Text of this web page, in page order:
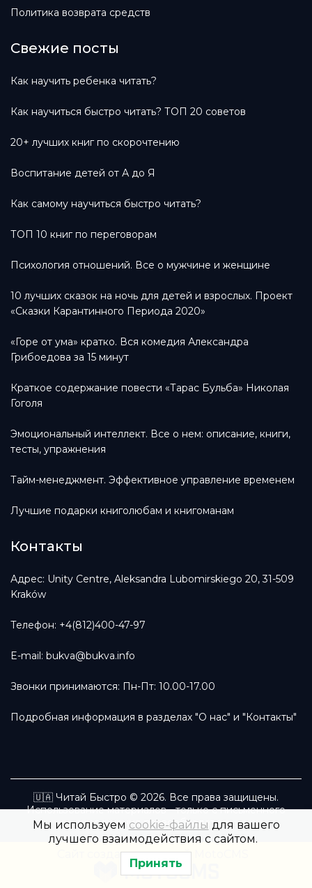
Политика возврата средств
Свежие посты
Как научить ребенка читать?
Как научиться быстро читать? ТОП 20 советов
20+ лучших книг по скорочтению
Воспитание детей от А до Я
Как самому научиться быстро читать?
ТОП 10 книг по переговорам
Психология отношений. Все о мужчине и женщине
10 лучших сказок на ночь для детей и взрослых. Проект
«Сказки Карантинного Периода 2020»
«Горе от ума» кратко. Вся комедия Александра
Грибоедова за 15 минут
Краткое содержание повести «Тарас Бульба» Николая
Гоголя
Эмоциональный интеллект. Все о нем: описание, книги,
тесты, упражнения
Тайм-менеджмент. Эффективное управление временем
Лучшие подарки книголюбам и книгоманам
Контакты
Адрес: Unity Centre, Aleksandra Lubomirskiego 20, 31-509
Kraków
Телефон: +4(812)400-47-97
E-mail: bukva@bukva.info
Звонки принимаются: Пн-Пт: 10.00-17.00
Подробная информация в разделах "О нас" и "Контакты"
🇺🇦 Читай Быстро © 2026. Все права защищены.
Использование материалов - только с письменного
разрешения правообладателя.
Сайт создан командой MotoCMS
Мы используем cookie-файлы для вашего
лучшего взаимодействия с сайтом.
Принять